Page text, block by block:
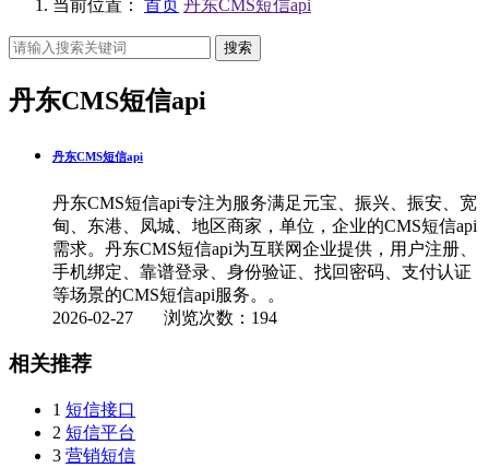
当前位置： 首页 丹东CMS短信api
搜索
丹东CMS短信api
丹东CMS短信api
丹东CMS短信api专注为服务满足元宝、振兴、振安、宽
甸、东港、凤城、地区商家，单位，企业的CMS短信api
需求。丹东CMS短信api为互联网企业提供，用户注册、
手机绑定、靠谱登录、身份验证、找回密码、支付认证
等场景的CMS短信api服务。。
2026-02-27 浏览次数：194
相关推荐
1 短信接口
2 短信平台
3 营销短信